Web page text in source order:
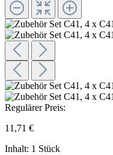
Regulärer Preis:
11,71 €
Inhalt: 1 Stück